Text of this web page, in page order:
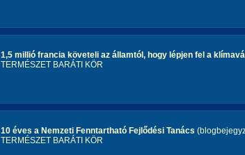
1,5 millió francia követeli az államtól, hogy lépjen fel a
TERMÉSZET BARÁTI KÖR
10 éves a Nemzeti Fenntartható Fejlődési Tanács
TERMÉSZET BARÁTI KÖR